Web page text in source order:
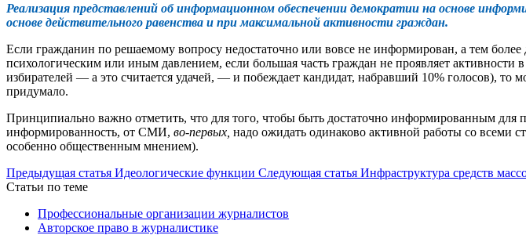
Реализация представлений об информационном обеспечении демократии на основе
основе действительного равенства и при максимальной активности граждан.
Если гражданин по решаемому вопросу недостаточно или вовсе не информирован, а тем
психологическим или иным давлением, если большая часть граждан не проявляет
избирателей — а это считается удачей, — и побеждает кандидат, набравший 10% голосов), то
придумало.
Принципиально важно отметить, что для того, чтобы быть достаточно информированным для
информированность, от СМИ, во-первых, надо ожидать одинаково активной работы со всеми
особенно общественным мнением).
Предыдущая статья Идеологические функции Следующая статья Инфраструктура средств
Статьи по теме
Профессиональные организации журналистов
Авторское право в журналистике